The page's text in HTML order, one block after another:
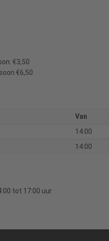
€3,50
€6,50
Van
14:00
14:00
tot 17:00 uur